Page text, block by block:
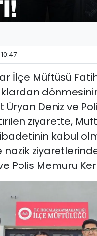
İlçe Müftüsü
Deniz ve
ziyarette,
kabul
nazik
Polis Memuru